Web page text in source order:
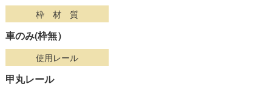
枠 材 質
車のみ(枠無）
使用レール
甲丸レール